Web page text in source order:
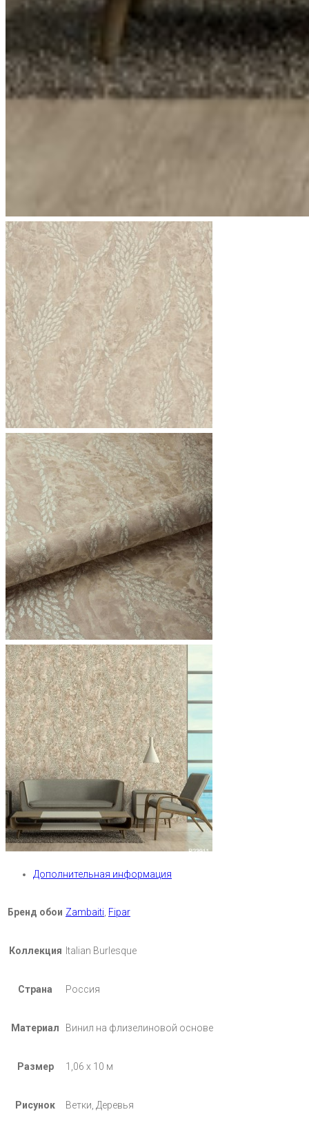
Дополнительная информация
Бренд обои Zambaiti Fipar
Коллекция Italian Burlesque
Страна Россия
Материал Винил на флизелиновой основе
Размер 1,06 х 10 м
Рисунок Ветки, Деревья